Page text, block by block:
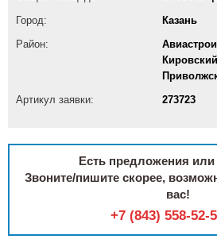
Город:
Казань
Район:
Артикул заявки:
273723
Есть предложения
Звоните/пишите скорее,
вас!
+7 (843) 558-52-